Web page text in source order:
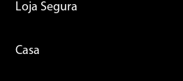
Loja Segura
Casa